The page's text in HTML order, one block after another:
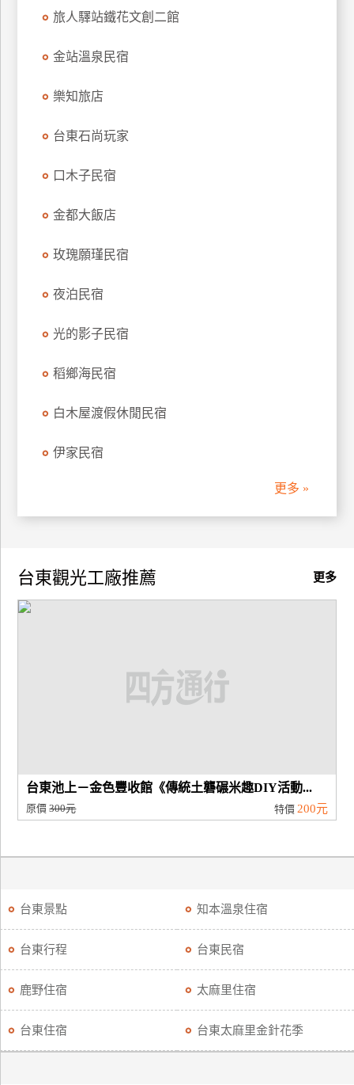
伴
商
旅人驛站鐵花文創二館
金站溫泉民宿
樂知旅店
台東石尚玩家
口木子民宿
金都大飯店
玫瑰願瑾民宿
夜泊民宿
光的影子民宿
稻鄉海民宿
白木屋渡假休閒民宿
伊家民宿
更多 »
更多
台東觀光工廠推薦
台東池上－金色豐收館《傳統土礱碾米趣DIY活動...
原價300元 特價 200元
台東景點 知本溫泉住宿
台東行程 台東民宿
鹿野住宿 太麻里住宿
台東住宿 台東太麻里金針花季